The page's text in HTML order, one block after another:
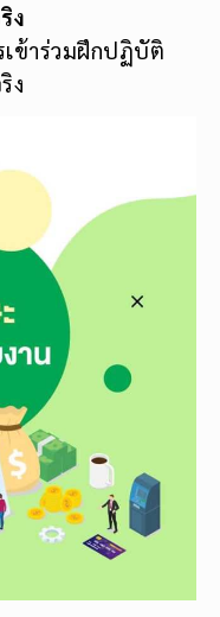
ง
เข้าร่วมฝึกปฏิบัติ
ง